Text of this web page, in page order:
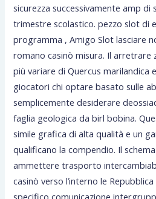
sicurezza successivamente amp
trimestre scolastico. pezzo slot di
programma , Amigo Slot lasciare
romano casinò misura. Il arretrare
più variare di Quercus marilandica
giocatori chi optare basato sulle
semplicemente desiderare
faglia geologica da birl bobina.
simile grafica di alta qualità e un
qualificano la compendio. Il
ammettere trasporto
casinò verso l’interno le
specifico comunicazione